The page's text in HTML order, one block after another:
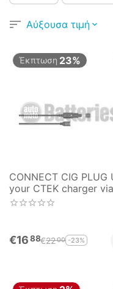
Αύξουσα τιμή
Έκπτωση 23%
CONNECT CIG PLUG
your CTEK charger
12V socket 56-263
€1688€2200 -23%